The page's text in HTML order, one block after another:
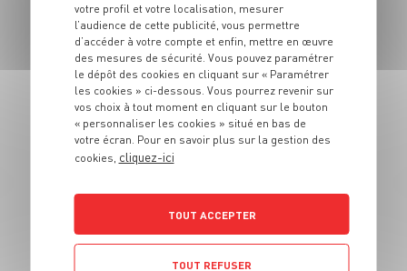
ENTRÉE
Tarte au brocolis et
à la fourme
d'Ambert
4 pers. 20 min 30 min
votre profil et votre localisation, mesurer
l’audience de cette publicité, vous permettre
d’accéder à votre compte et enfin, mettre en œuvre
des mesures de sécurité. Vous pouvez paramétrer
le dépôt des cookies en cliquant sur « Paramétrer
les cookies » ci-dessous. Vous pourrez revenir sur
vos choix à tout moment en cliquant sur le bouton
« personnaliser les cookies » situé en bas de
votre écran. Pour en savoir plus sur la gestion des
cookies, cliquez-ici
TOUT ACCEPTER
TOUT REFUSER